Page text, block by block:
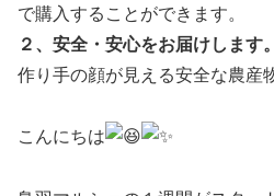
で購入することができます。
２、安全・安心をお届けします。
作り手の顔が見える安全な農産
こんにちは